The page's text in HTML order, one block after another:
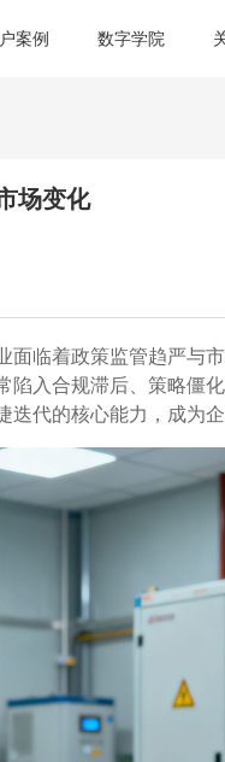
案例 数字学院
场变化
临着政策监管趋严与
入合规滞后、策略僵
代的核心能力，成为